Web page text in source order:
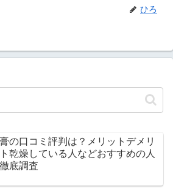
ひろ
の口コミ評判は？メリットデメリ
乾燥している人などおすすめの人
底調査